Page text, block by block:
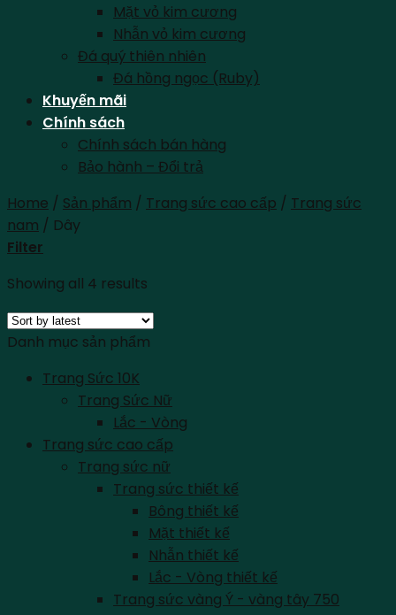
Mặt vỏ kim cương
Nhẫn vỏ kim cương
Đá quý thiên nhiên
Đá hồng ngọc (Ruby)
Khuyến mãi
Chính sách
Chính sách bán hàng
Bảo hành – Đổi trả
Home / Sản phẩm / Trang sức cao cấp / Trang sức
nam / Dây
Filter
Showing all 4 results
Danh mục sản phẩm
Trang Sức 10K
Trang Sức Nữ
Lắc - Vòng
Trang sức cao cấp
Trang sức nữ
Trang sức thiết kế
Bông thiết kế
Mặt thiết kế
Nhẫn thiết kế
Lắc - Vòng thiết kế
Trang sức vàng Ý - vàng tây 750